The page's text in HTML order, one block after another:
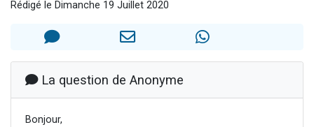
30 personnes viennent de faire un don pour Sauvez la jambe de Yohan
12 nouvelles musiques dans Torah-Box Music
29 personnes viennent de demander une bénédiction
Rédigé le Dimanche 19 Juillet 2020
La question de Anonyme
Bonjour,